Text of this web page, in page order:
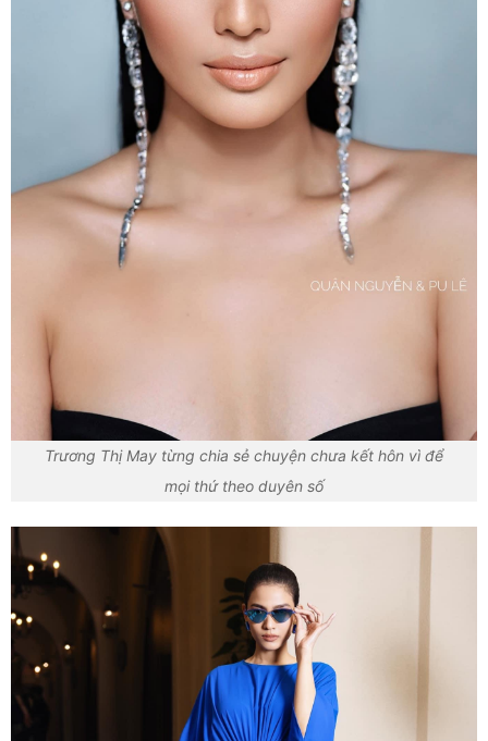
Trương Thị May từng chia sẻ chuyện chưa kết hôn vì để
mọi thứ theo duyên số